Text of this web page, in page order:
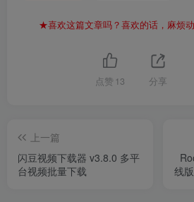
★喜欢这篇文章吗？喜欢的话，麻烦
点赞 13 分享
上一篇
闪豆视频下载器 v3.8.0 多平
台视频批量下载
线